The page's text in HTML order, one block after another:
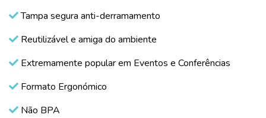
Tampa segura anti-derramamento
Reutilizável e amiga do ambiente
Extremamente popular em Eventos e Conferências
Formato Ergonómico
Não BPA